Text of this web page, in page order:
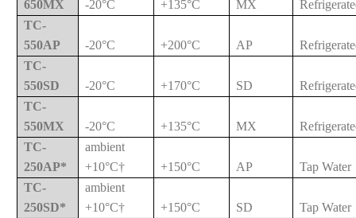
650MX
-20°C +135°C MX
TC-
550AP
-20°C +200°C AP
TC-
550SD
-20°C +170°C SD
TC-
550MX
-20°C +135°C MX
TC-
250AP*
ambient
+10°C†
+150°C AP
Tap Water
TC-
250SD*
ambient
+10°C†
+150°C SD
Tap Water